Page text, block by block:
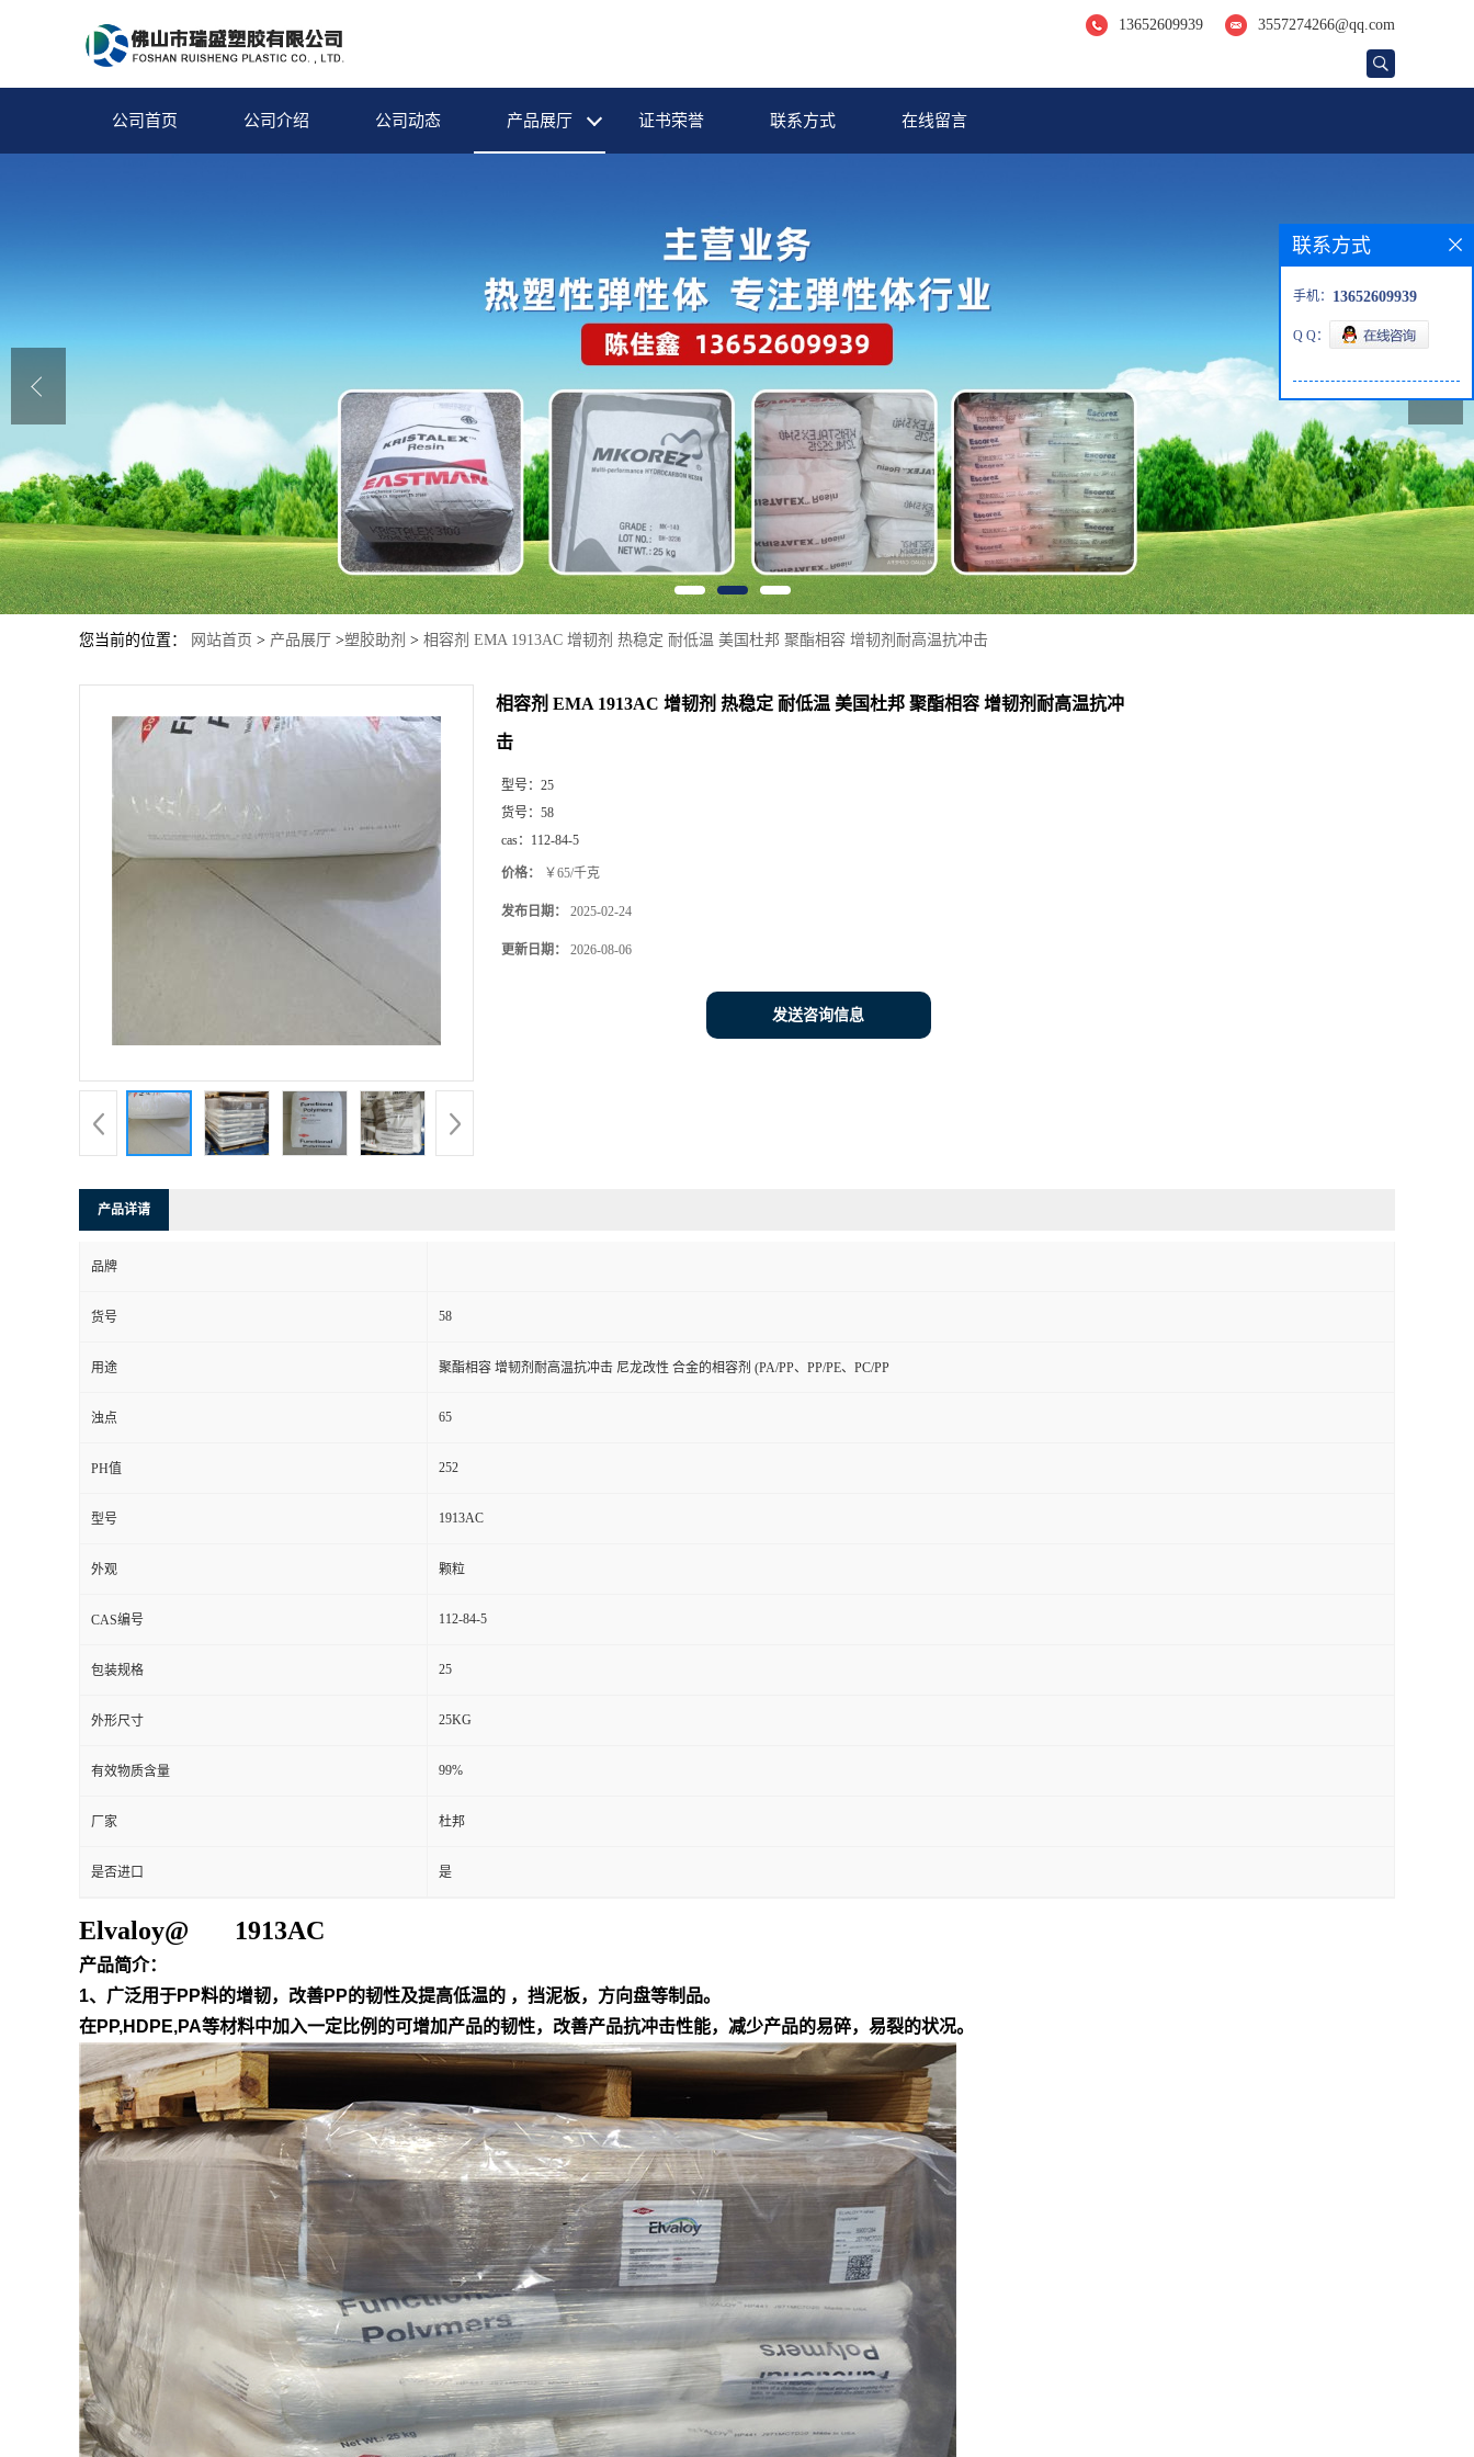
13652609939 3557274266@qq.com
公司首页 公司介绍 公司动态 产品展厅 证书荣誉 联系方式 在线留言
您当前的位置： 网站首页 > 产品展厅 >塑胶助剂 > 相容剂 EMA 1913AC 增韧剂 热稳定 耐低温 美国杜邦 聚酯相容 增韧剂耐高温抗冲击
相容剂 EMA 1913AC 增韧剂 热稳定 耐低温 美国杜邦 聚酯相容 增韧剂耐高温抗冲
击
型号： 25
货号： 58
cas： 112-84-5
价格： ￥65/千克
发布日期： 2025-02-24
更新日期： 2026-08-06
发送咨询信息
产品详请
品牌
货号 58
用途 聚酯相容 增韧剂耐高温抗冲击 尼龙改性 合金的相容剂 (PA/PP、PP/PE、PC/PP
浊点 65
PH值 252
型号 1913AC
外观 颗粒
CAS编号 112-84-5
包装规格 25
外形尺寸 25KG
有效物质含量 99%
厂家 杜邦
是否进口 是
Elvaloy@ 1913AC
产品简介：
1、广泛用于PP料的增韧，改善PP的韧性及提高低温的 ，挡泥板，方向盘等制品。
在PP,HDPE,PA等材料中加入一定比例的可增加产品的韧性，改善产品抗冲击性能，减少产品的易碎，易裂的状况。
联系方式
手机： 13652609939
Q Q：